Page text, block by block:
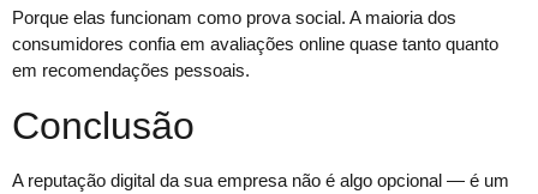
Porque elas funcionam como prova social. A maioria dos
consumidores confia em avaliações online quase tanto quanto
em recomendações pessoais.
Conclusão
A reputação digital da sua empresa não é algo opcional — é um